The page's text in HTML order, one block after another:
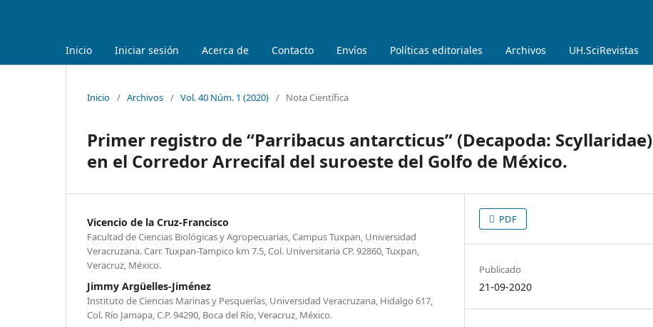
Inicio Iniciar sesión Acerca de Contacto Envíos Políticas editoriales Archivos UH.SciRevistas
Inicio / Archivos / Vol. 40 Núm. 1 (2020) / Nota Científica
Primer registro de “Parribacus antarcticus” (Decapoda: Scyllaridae)
en el Corredor Arrecifal del suroeste del Golfo de México.
Vicencio de la Cruz-Francisco
Facultad de Ciencias Biológicas y Agropecuarias, Campus Tuxpan, Universidad
Veracruzana. Carr. Tuxpan-Tampico km 7.5, Col. Universitaria CP. 92860, Tuxpan,
Veracruz, México.
Jimmy Argüelles-Jiménez
Instituto de Ciencias Marinas y Pesquerías, Universidad Veracruzana, Hidalgo 617,
Col. Río Jamapa, C.P. 94290, Boca del Río, Veracruz, México.
PDF
Publicado
21-09-2020